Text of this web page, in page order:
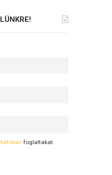
foglaltakat.